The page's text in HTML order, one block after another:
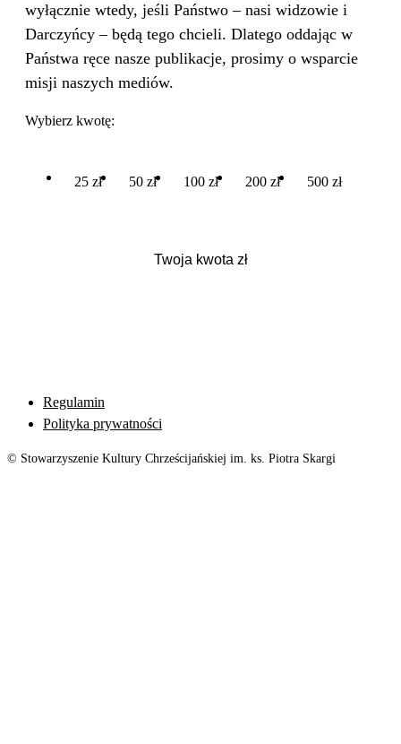
wyłącznie wtedy, jeśli Państwo – nasi widzowie i
Darczyńcy – będą tego chcieli. Dlatego oddając w
Państwa ręce nasze publikacje, prosimy o wsparcie
misji naszych mediów.
Wybierz kwotę:
25 zł 50 zł 100 zł 200 zł 500 zł
Regulamin
Polityka prywatności
© Stowarzyszenie Kultury Chrześcijańskiej im. ks. Piotra Skargi